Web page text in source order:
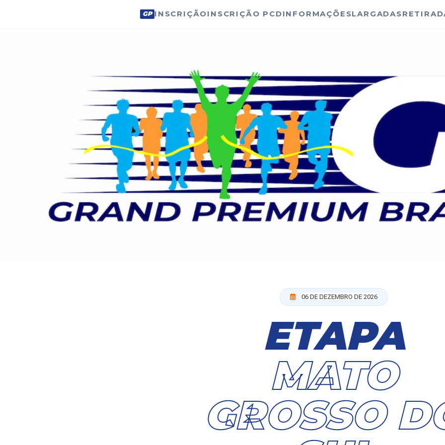
GP INSCRIÇÃOINSCRIÇÃO PCDINFORMAÇÕESLARGADAS
06 DE DEZEMBRO DE 2026
ETAPA
MATO
GROSSO